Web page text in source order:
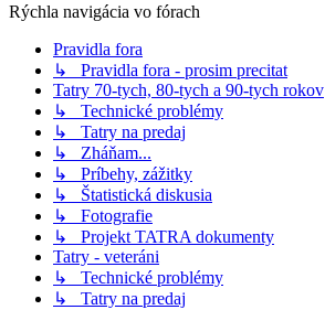
Rýchla navigácia vo fórach
Pravidla fora
↳ Pravidla fora - prosim precitat
Tatry 70-tych, 80-tych a 90-tych rokov
↳ Technické problémy
↳ Tatry na predaj
↳ Zháňam...
↳ Príbehy, zážitky
↳ Štatistická diskusia
↳ Fotografie
↳ Projekt TATRA dokumenty
Tatry - veteráni
↳ Technické problémy
↳ Tatry na predaj